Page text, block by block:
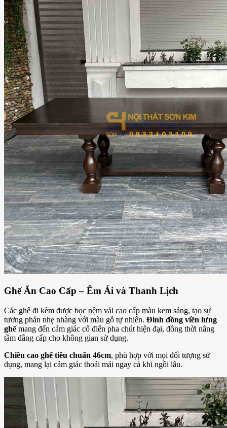
Ghế Ăn Cao Cấp – Êm Ái và Thanh Lịch
Các ghế đi kèm được bọc nệm vải cao cấp màu kem sáng, tạo sự
tương phản nhẹ nhàng với màu gỗ tự nhiên. Đinh đồng viền lưng
ghếmang đến cảm giác cổ điển pha chút hiện đại, đồng thời nâng
tầm đẳng cấp cho không gian sử dụng.
Chiều cao ghế tiêu chuẩn 46cm, phù hợp với mọi đối tượng sử
dụng, mang lại cảm giác thoải mái ngay cả khi ngồi lâu.